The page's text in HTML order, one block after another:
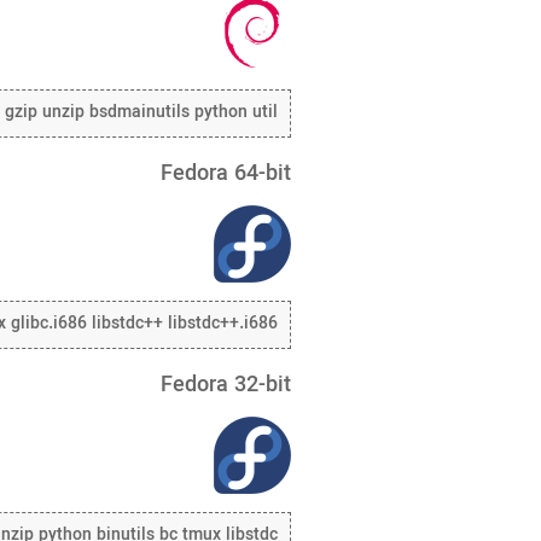
unzip bsdmainutils python util
Fedora 64-bit
libstdc++ libstdc++.i686
Fedora 32-bit